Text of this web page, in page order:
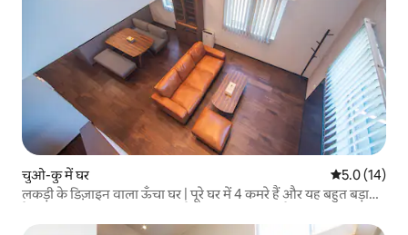
चुओ-कु में घर औसत रेटिंग 5
5.0 (14)
लकड़ी के डिज़ाइन वाला ऊँचा घर | पूरे घर में 4 कमरे हैं और यह बहुत बड़ा